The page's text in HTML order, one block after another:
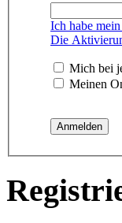
Ich habe
Die
Mich bei
Meinen